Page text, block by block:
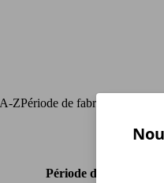
ZPériode de fabrication Z-A
Période de fabrication